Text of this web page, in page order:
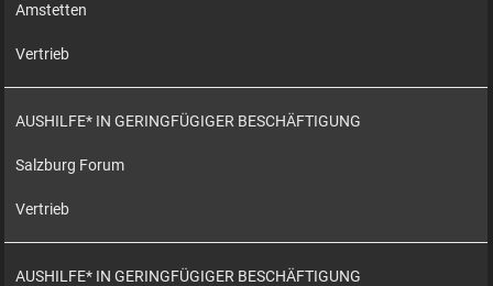
Amstetten
Vertrieb
AUSHILFE* IN GERINGFÜGIGER BESCHÄFTIGUNG
Salzburg Forum
Vertrieb
AUSHILFE* IN GERINGFÜGIGER BESCHÄFTIGUNG